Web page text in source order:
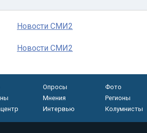
Новости СМИ2
Новости СМИ2
Опросы
Фото
Мнения
Регионы
Интервью Колумнисты